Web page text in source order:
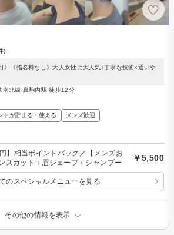
)
》《指名料なし》大人女性に大人気♪丁寧な技術×通いや
南北線 真駒内駅 徒歩12分
トが貯まる・使える メンズ歓迎
】相当ポイントバック／【メンズお
ズカット＋眉シェーブ＋シャンプー
￥5,500
のスペシャルメニューを見る
その他の情報を表示